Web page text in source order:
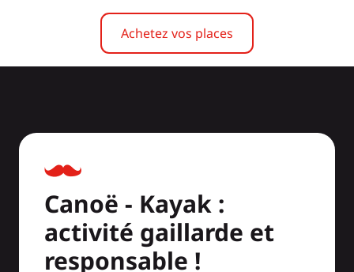
Achetez vos places
Canoë - Kayak :
activité gaillarde et
responsable !